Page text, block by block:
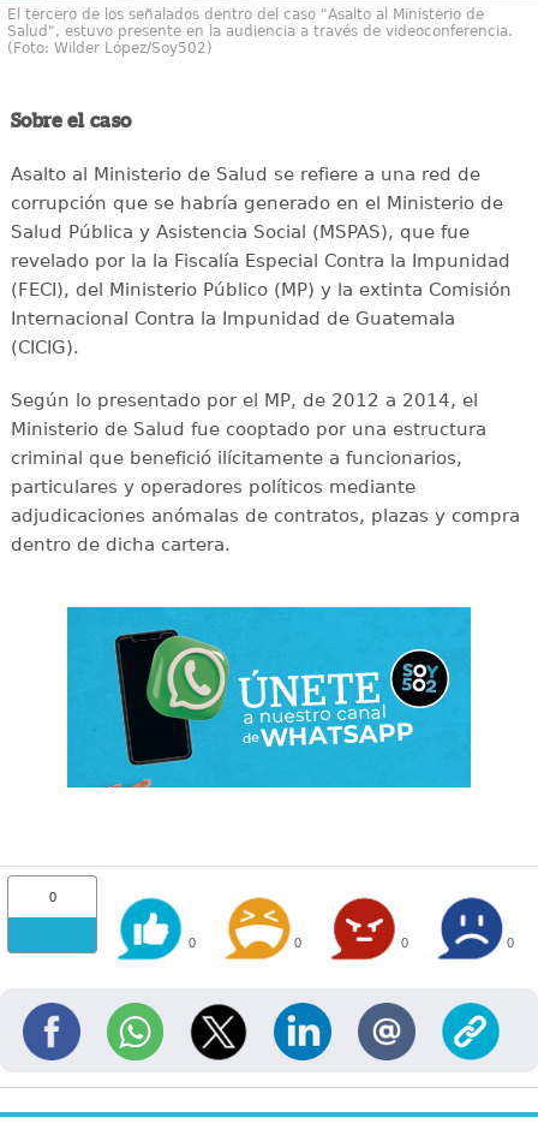
El tercero de los señalados dentro del caso "Asalto al Ministerio de
Salud", estuvo presente en la audiencia a través de videoconferencia.
(Foto: Wilder López/Soy502)
Sobre el caso
Asalto al Ministerio de Salud se refiere a una red de
corrupción que se habría generado en el Ministerio de
Salud Pública y Asistencia Social (MSPAS), que fue
revelado por la la Fiscalía Especial Contra la Impunidad
(FECI), del Ministerio Público (MP) y la extinta Comisión
Internacional Contra la Impunidad de Guatemala
(CICIG).
Según lo presentado por el MP, de 2012 a 2014, el
Ministerio de Salud fue cooptado por una estructura
criminal que benefició ilícitamente a funcionarios,
particulares y operadores políticos mediante
adjudicaciones anómalas de contratos, plazas y compra
dentro de dicha cartera.
0
0 0 0 0